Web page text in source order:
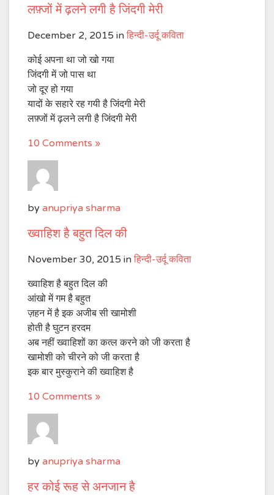
लफ़्जों में ढ़लने लगी है जिंदगी मेरी
December 2, 2015 in हिन्दी-उर्दू कविता
कोई अपना था जो खो गया
जिंदगी में जो पास था
जो दूर हो गया
यादों के सहारे रह गयी है जिंदगी मेरी
लफ़्जों में ढ़लने लगी है जिंदगी मेरी
10 Comments »
by anupriya sharma
ख्वाहिश है बहुत दिल की
November 30, 2015 in हिन्दी-उर्दू कविता
ख्वाहिश है बहुत दिल की
आंखो में गम है बहुत
ज़हन में है इक अजीब सी खामोशी
होती है घुटन हरदम
अब नहीं ख्वाहिशों का कत्ल करने को जी करता है
खामोशी को चीरने को जी करता है
इक बार मुस्कुराने की ख्वाहिश है
10 Comments »
by anupriya sharma
हर कोई रूह से अनजान है